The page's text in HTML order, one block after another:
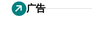
广告